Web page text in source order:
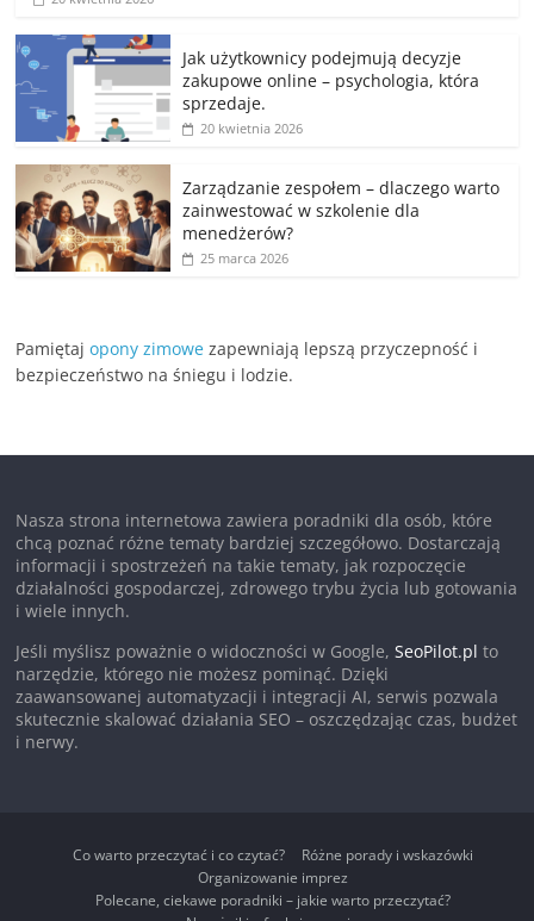
Jak użytkownicy podejmują decyzje
zakupowe online – psychologia, która
sprzedaje.
20 kwietnia 2026
Zarządzanie zespołem – dlaczego warto
zainwestować w szkolenie dla
menedżerów?
25 marca 2026
Pamiętajopony zimowe zapewniają lepszą przyczepność i
bezpieczeństwo na śniegu i lodzie.
Nasza strona internetowa zawiera poradniki dla osób, które
chcą poznać różne tematy bardziej szczegółowo. Dostarczają
informacji i spostrzeżeń na takie tematy, jak rozpoczęcie
działalności gospodarczej, zdrowego trybu życia lub gotowania
i wiele innych.
Jeśli myślisz poważnie o widoczności w Google,SeoPilot.pl to
narzędzie, którego nie możesz pominąć. Dzięki
zaawansowanej automatyzacji i integracji AI, serwis pozwala
skutecznie skalować działania SEO – oszczędzając czas, budżet
i nerwy.
Co warto przeczytać i co czytać?
Różne porady i wskazówki
Organizowanie imprez
Polecane, ciekawe poradniki – jakie warto przeczytać?